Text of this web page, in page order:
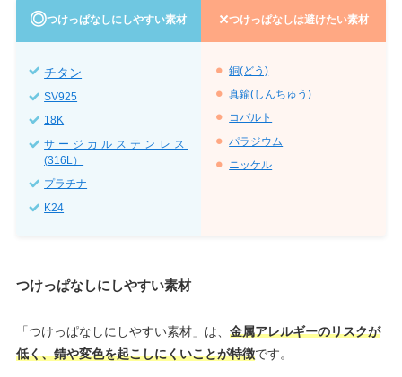
◎つけっぱなしにしやすい素材 ×つけっぱなしは避けたい素材
チタン
SV925
18K
サージカルステンレス
(316L）
プラチナ
K24
銅(どう)
真鍮(しんちゅう)
コバルト
パラジウム
ニッケル
つけっぱなしにしやすい素材
「つけっぱなしにしやすい素材」は、 金属アレルギーのリスクが
低く、錆や変色を起こしにくいことが特徴です。